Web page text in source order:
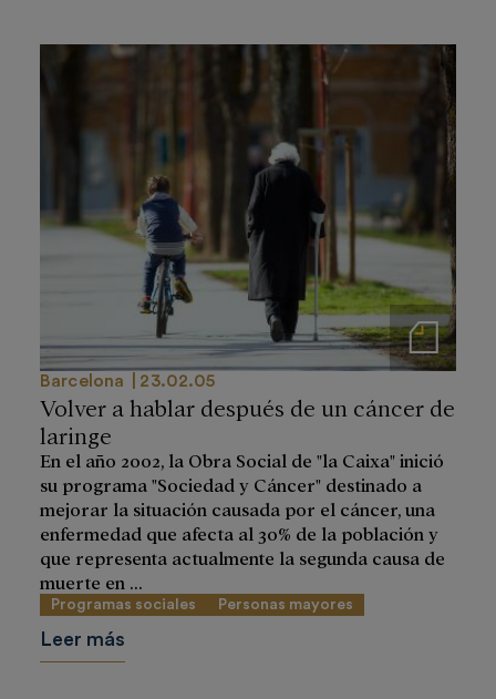
Notas de prensa
Barcelona 23.02.05
Volver a hablar después de un cáncer de
laringe
En el año 2002, la Obra Social de "la Caixa" inició
su programa "Sociedad y Cáncer" destinado a
mejorar la situación causada por el cáncer, una
enfermedad que afecta al 30% de la población y
que representa actualmente la segunda causa de
muerte en ...
Programas sociales Personas mayores
Leer más